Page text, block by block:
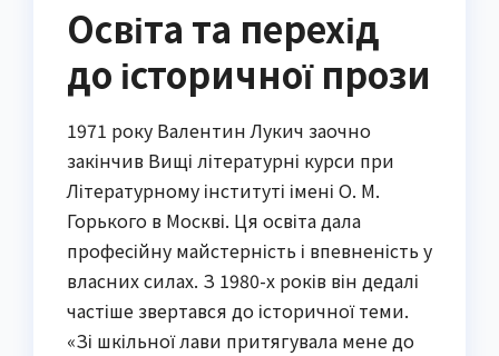
Освіта та перехід
до історичної прози
1971 року Валентин Лукич заочно
закінчив Вищі літературні курси при
Літературному інституті імені О. М.
Горького в Москві. Ця освіта дала
професійну майстерність і впевненість у
власних силах. З 1980-х років він дедалі
частіше звертався до історичної теми.
«Зі шкільної лави притягувала мене до